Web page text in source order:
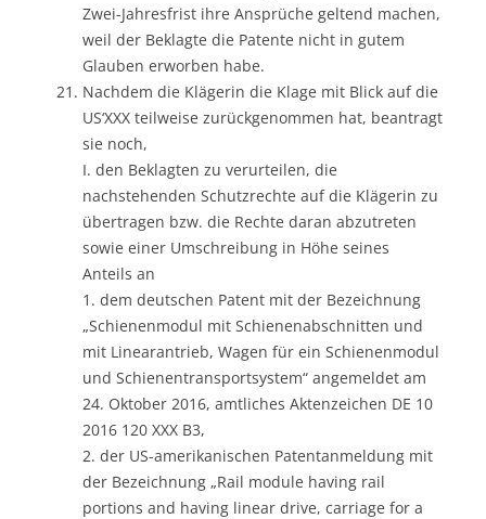
Zwei-Jahresfrist ihre Ansprüche geltend machen,
weil der Beklagte die Patente nicht in gutem
Glauben erworben habe.
Nachdem die Klägerin die Klage mit Blick auf die
US‘XXX teilweise zurückgenommen hat, beantragt
sie noch,
I. den Beklagten zu verurteilen, die
nachstehenden Schutzrechte auf die Klägerin zu
übertragen bzw. die Rechte daran abzutreten
sowie einer Umschreibung in Höhe seines
Anteils an
1. dem deutschen Patent mit der Bezeichnung
„Schienenmodul mit Schienenabschnitten und
mit Linearantrieb, Wagen für ein Schienenmodul
und Schienentransportsystem“ angemeldet am
24. Oktober 2016, amtliches Aktenzeichen DE 10
2016 120 XXX B3,
2. der US-amerikanischen Patentanmeldung mit
der Bezeichnung „Rail module having rail
portions and having linear drive, carriage for a